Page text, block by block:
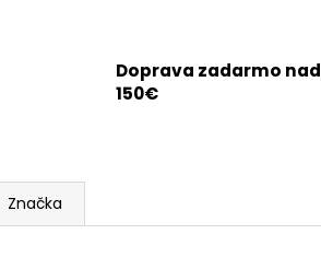
Doprava zadarmo nad
150€
Značka